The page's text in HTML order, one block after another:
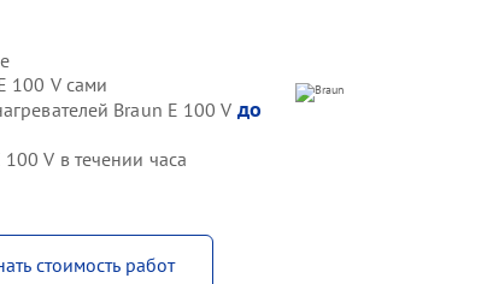
100 V сами
Braun E 100 V до
V в течении часа
стоимость работ